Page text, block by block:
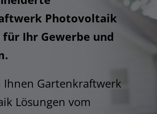
Whalesbot
Photovoltaik
für Ihr Gewerbe und
Ihnen Gartenkraftwerk
Lösungen vom